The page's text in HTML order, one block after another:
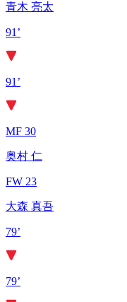
青木 亮太
91’
91’
MF 30
奥村 仁
FW 23
大森 真吾
79’
79’